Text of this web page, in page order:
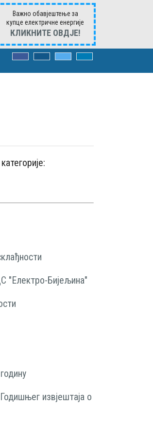
Важно обавјештење за
купце електричне енергије
КЛИКНИTE ОВДЈЕ!
"Електро-Бијељина"
извјештаjа o